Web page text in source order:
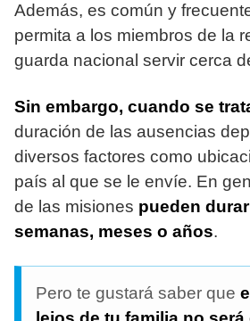
Además, es común y
permita a los miembros de la
guarda nacional servir cerca
Sin embargo, cuando se
duración de las ausencias
diversos factores como
país al que se le envíe. En
de las misiones pueden
semanas, meses o años.
Pero te gustará saber que